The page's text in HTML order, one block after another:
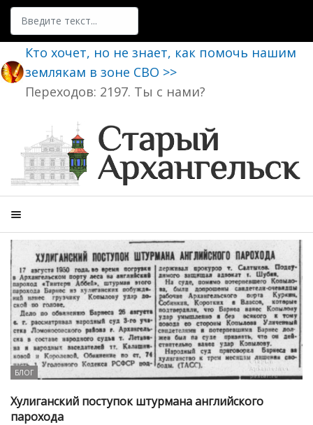
Поиск
Кто хочет, но не знает, как помочь нашим
землякам в зоне СВО >>
Переходов: 2197. Ты с нами?
БЛОГ
Хулиганский поступок штурмана английского
парохода